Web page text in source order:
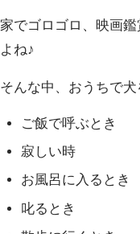
家でゴロゴロ、映画
よね♪
そんな中、おうちで
ご飯で呼ぶとき
寂しい時
お風呂に入るとき
叱るとき